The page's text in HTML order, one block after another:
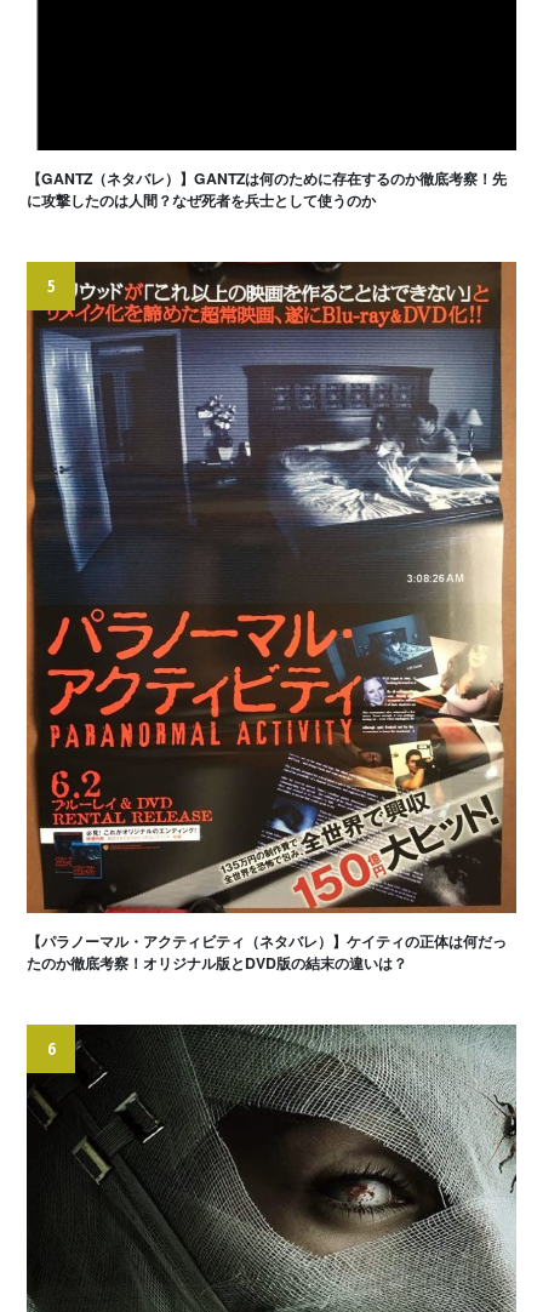
【GANTZ（ネタバレ）】GANTZは何のために存在するのか徹底考察！先
に攻撃したのは人間？なぜ死者を兵士として使うのか
5
【パラノーマル・アクティビティ（ネタバレ）】ケイティの正体は何だっ
たのか徹底考察！オリジナル版とDVD版の結末の違いは？
6